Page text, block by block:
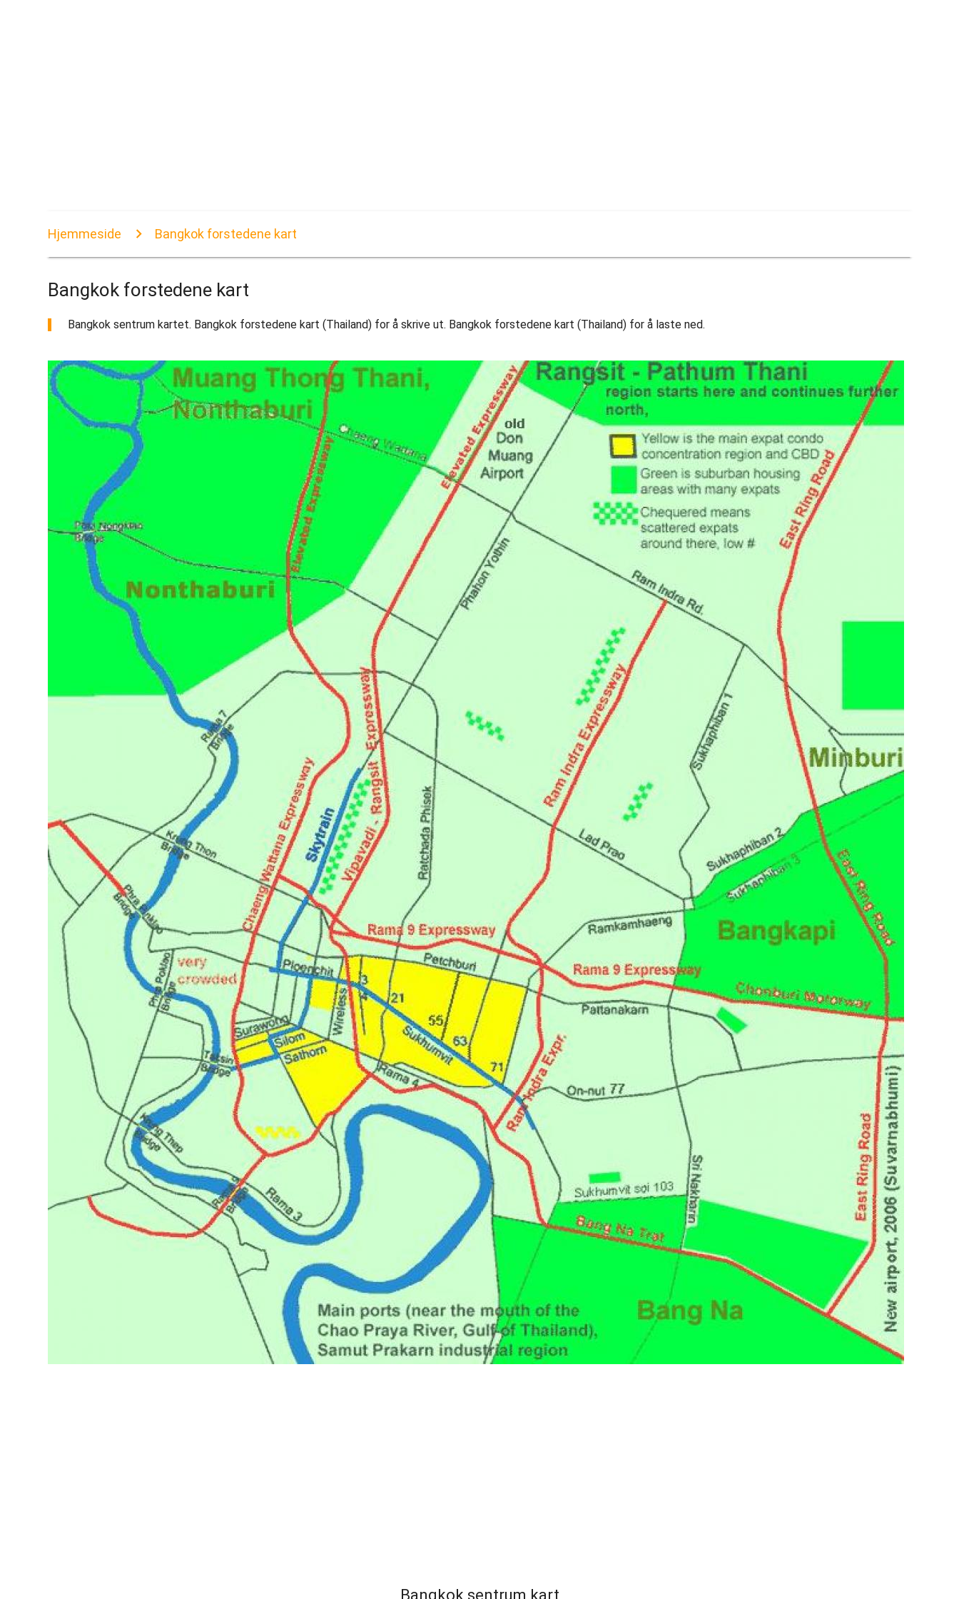
Hjemmeside Bangkok forstedene kart
Bangkok forstedene kart
Bangkok sentrum kartet. Bangkok forstedene kart (Thailand) for å skrive ut. Bangkok forstedene kart (Thailand) for å laste ned.
Bangkok sentrum kart